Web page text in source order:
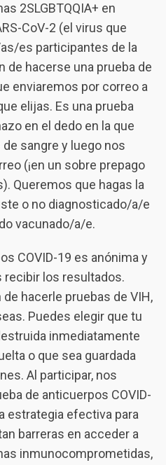
2SLGBTQQIA+ en
CoV-2 (el virus que
es participantes de la
de hacerse una prueba de
enviaremos por correo a
elijas. Es una prueba
en el dedo en la que
sangre y luego nos
(¡en un sobre prepago
Queremos que hagas la
o no diagnosticado/a/e
vacunado/a/e.
COVID-19 es anónima y
recibir los resultados.
hacerle pruebas de VIH,
Puedes elegir que tu
inmediatamente
o que sea guardada
Al participar, nos
de anticuerpos COVID-
estrategia efectiva para
barreras en acceder a
inmunocomprometidas,